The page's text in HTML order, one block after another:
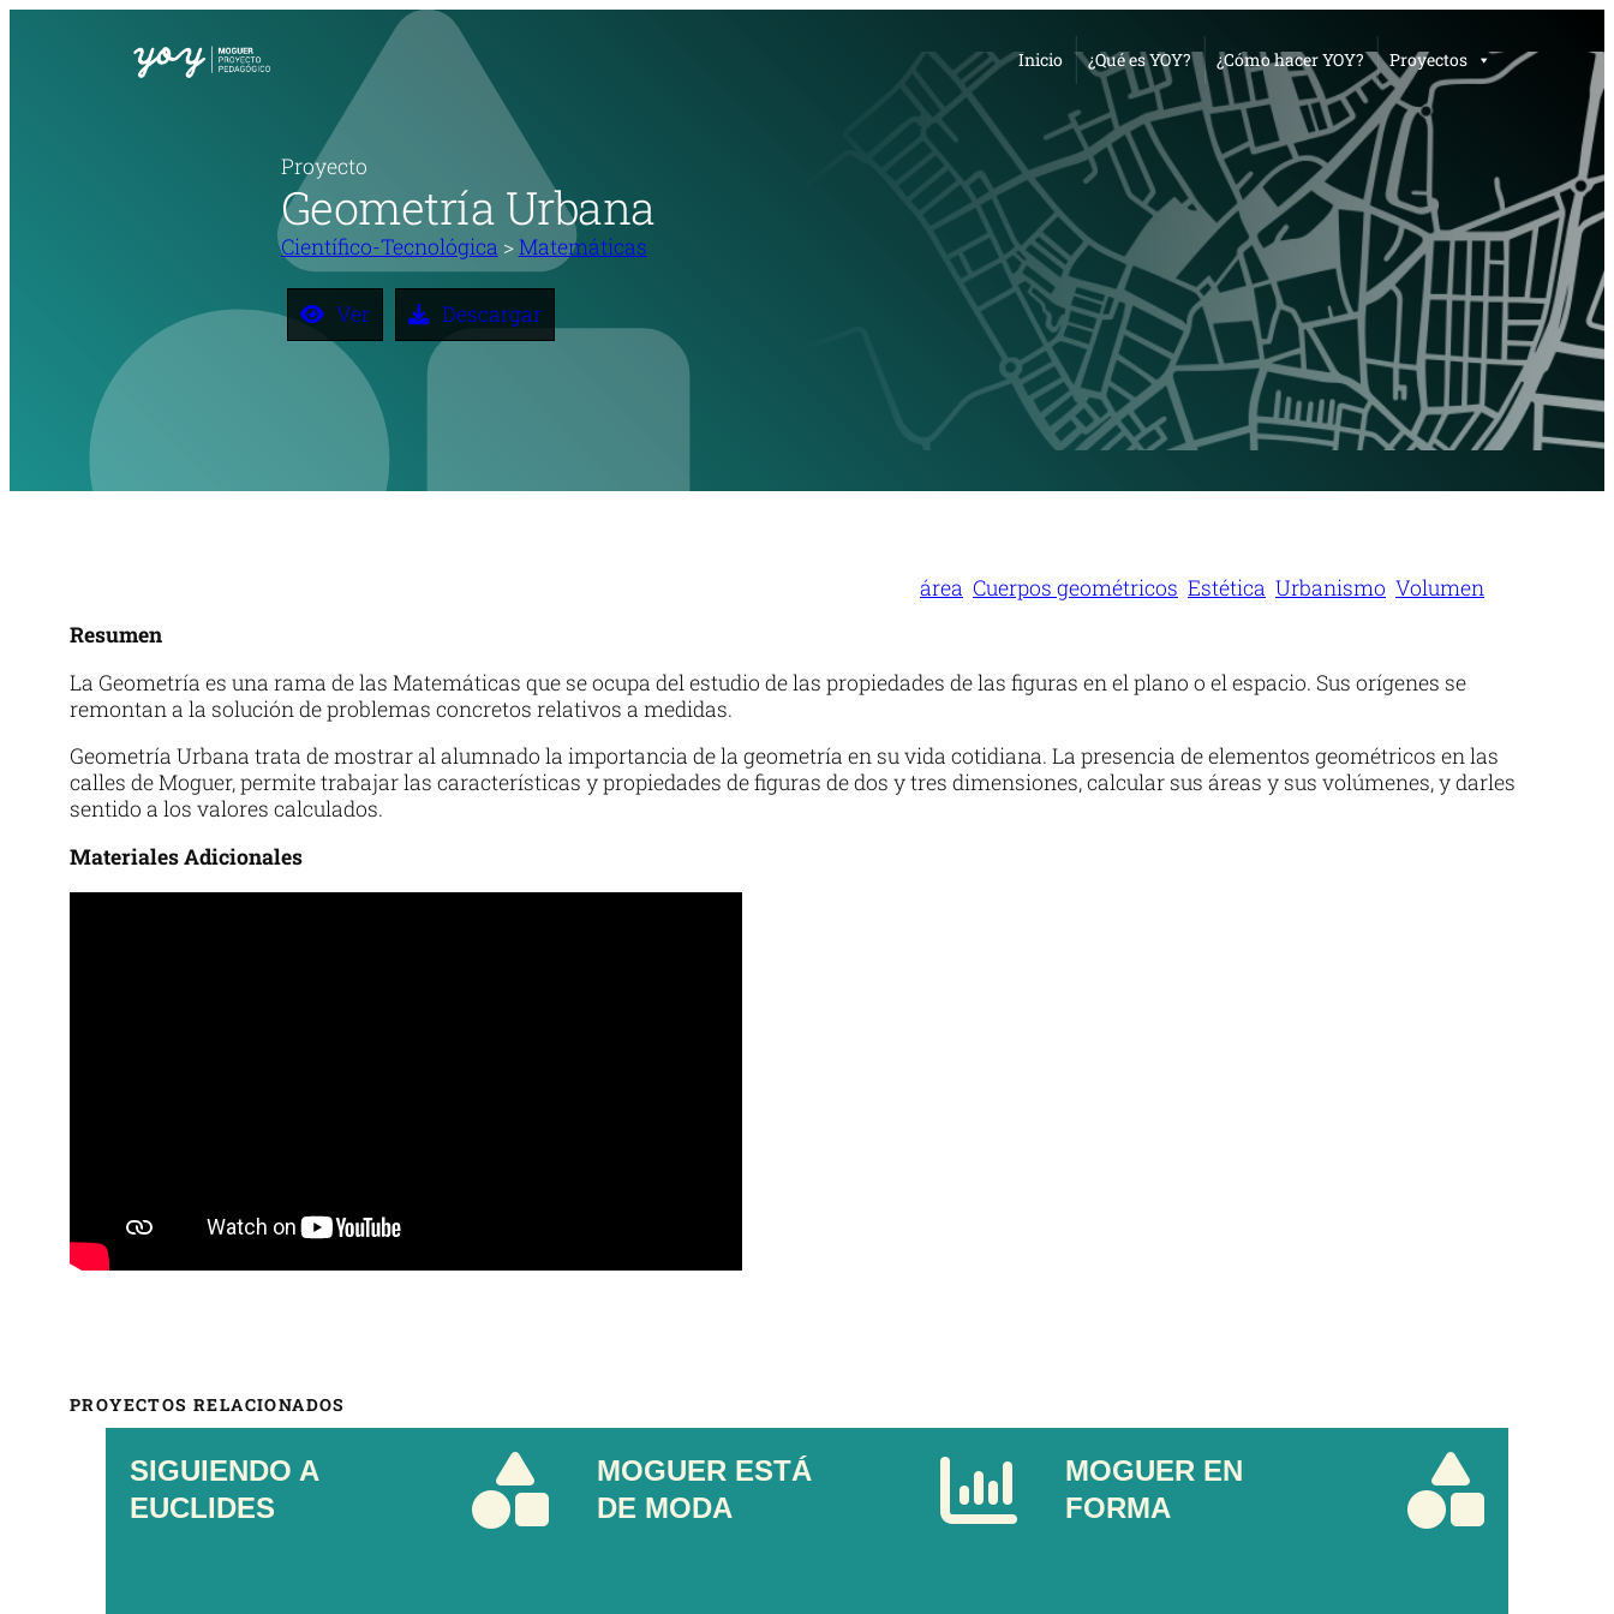
Inicio ¿Qué es YOY? ¿Cómo hacer YOY? Proyectos
Proyecto
Geometría Urbana
Científico-Tecnológica >Matemáticas
Ver Descargar
área Cuerpos geométricos Estética Urbanismo Volumen
Resumen
La Geometría es una rama de las Matemáticas que se ocupa del estudio de las propiedades de las figuras en el plano o el espacio. Sus orígenes se
remontan a la solución de problemas concretos relativos a medidas.
Geometría Urbana trata de mostrar al alumnado la importancia de la geometría en su vida cotidiana. La presencia de elementos geométricos en las
calles de Moguer, permite trabajar las características y propiedades de figuras de dos y tres dimensiones, calcular sus áreas y sus volúmenes, y darles
sentido a los valores calculados.
Materiales Adicionales
PROYECTOS RELACIONADOS
SIGUIENDO A
EUCLIDES
MOGUER ESTÁ
DE MODA
MOGUER EN
FORMA